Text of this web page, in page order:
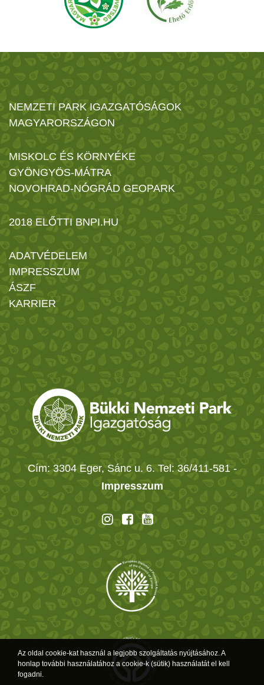
NEMZETI PARK IGAZGATÓSÁGOK
MAGYARORSZÁGON
MISKOLC ÉS KÖRNYÉKE
GYÖNGYÖS-MÁTRA
NOVOHRAD-NÓGRÁD GEOPARK
2018 ELŐTTI BNPI.HU
ADATVÉDELEM
IMPRESSZUM
ÁSZF
KARRIER
Cím: 3304 Eger, Sánc u. 6. Tel: 36/411-581 -
Impresszum
Az oldal cookie-kat használ a legjobb szolgáltatás nyújtásához. A
honlap további használatához a cookie-k (sütik) használatát el kell
fogadni.